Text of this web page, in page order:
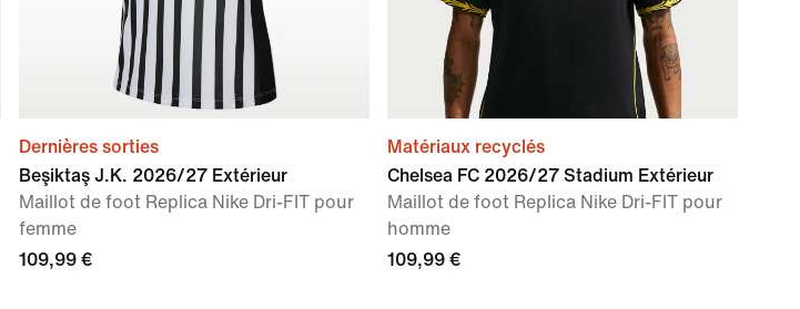
Dernières sorties
Beşiktaş J.K. 2026/27 Extérieur
Maillot de foot Replica Nike Dri-FIT pour
femme
109,99 €
Matériaux recyclés
Chelsea FC 2026/27 Stadium Extérieur
Maillot de foot Replica Nike Dri-FIT pour
homme
109,99 €